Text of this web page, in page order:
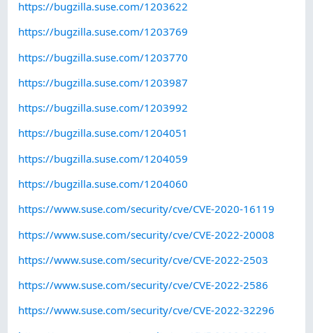
https://bugzilla.suse.com/1203622
https://bugzilla.suse.com/1203769
https://bugzilla.suse.com/1203770
https://bugzilla.suse.com/1203987
https://bugzilla.suse.com/1203992
https://bugzilla.suse.com/1204051
https://bugzilla.suse.com/1204059
https://bugzilla.suse.com/1204060
https://www.suse.com/security/cve/CVE-2020-16119
https://www.suse.com/security/cve/CVE-2022-20008
https://www.suse.com/security/cve/CVE-2022-2503
https://www.suse.com/security/cve/CVE-2022-2586
https://www.suse.com/security/cve/CVE-2022-32296